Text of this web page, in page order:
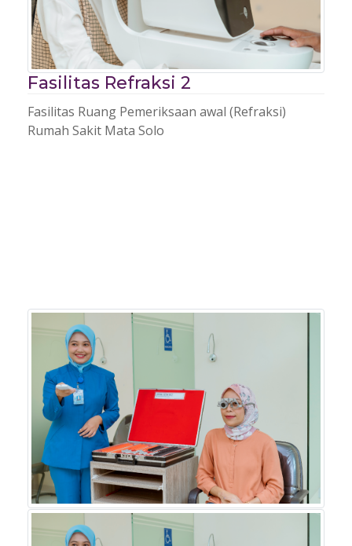
Fasilitas Refraksi 2
Fasilitas Ruang Pemeriksaan awal (Refraksi)
Rumah Sakit Mata Solo